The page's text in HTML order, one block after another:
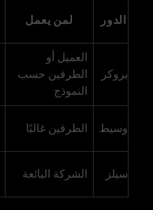
الدور لمن يعمل
بروكر
العميل أو
الطرفين حسب
النموذج
وسيط الطرفين غالبًا
سيلز الشركة البائعة